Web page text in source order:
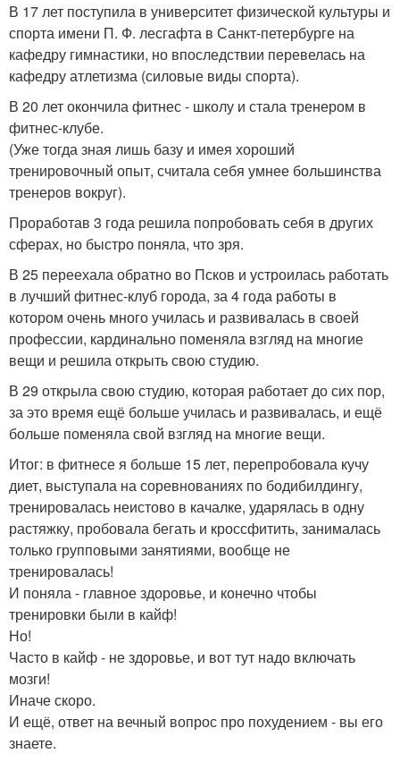
В 17 лет поступила в университет физической культуры и
спорта имени П. Ф. лесгафта в Санкт-петербурге на
кафедру гимнастики, но впоследствии перевелась на
кафедру атлетизма (силовые виды спорта).
В 20 лет окончила фитнес - школу и стала тренером в
фитнес-клубе.
(Уже тогда зная лишь базу и имея хороший
тренировочный опыт, считала себя умнее большинства
тренеров вокруг).
Проработав 3 года решила попробовать себя в других
сферах, но быстро поняла, что зря.
В 25 переехала обратно во Псков и устроилась работать
в лучший фитнес-клуб города, за 4 года работы в
котором очень много училась и развивалась в своей
профессии, кардинально поменяла взгляд на многие
вещи и решила открыть свою студию.
В 29 открыла свою студию, которая работает до сих пор,
за это время ещё больше училась и развивалась, и ещё
больше поменяла свой взгляд на многие вещи.
Итог: в фитнесе я больше 15 лет, перепробовала кучу
диет, выступала на соревнованиях по бодибилдингу,
тренировалась неистово в качалке, ударялась в одну
растяжку, пробовала бегать и кроссфитить, занималась
только групповыми занятиями, вообще не
тренировалась!
И поняла - главное здоровье, и конечно чтобы
тренировки были в кайф!
Но!
Часто в кайф - не здоровье, и вот тут надо включать
мозги!
Иначе скоро.
И ещё, ответ на вечный вопрос про похудением - вы его
знаете.